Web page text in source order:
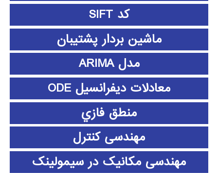
کد SIFT
ماشین بردار پشتیبان
مدل ARIMA
معادلات دیفرانسیل ODE
منطق فازي
مهندسی کنترل
مهندسی مکانیک در سیمولینک